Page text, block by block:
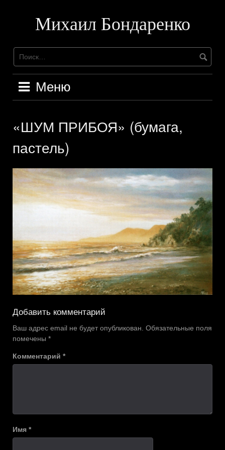
содержимомуМихаил Бондаренко
Меню
«ШУМ ПРИБОЯ» (бумага,
пастель)
Добавить комментарий
Ваш адрес email не будет опубликован. Обязательные поля
помечены *
Комментарий *
Имя *